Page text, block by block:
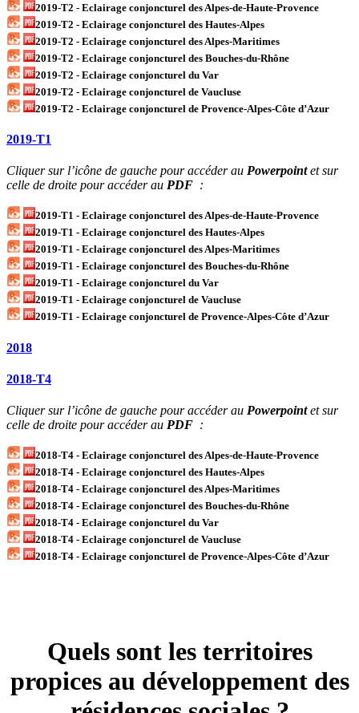
2019-T2 - Eclairage conjoncturel des Alpes-de-Haute-Provence
2019-T2 - Eclairage conjoncturel des Hautes-Alpes
2019-T2 - Eclairage conjoncturel des Alpes-Maritimes
2019-T2 - Eclairage conjoncturel des Bouches-du-Rhône
2019-T2 - Eclairage conjoncturel du Var
2019-T2 - Eclairage conjoncturel de Vaucluse
2019-T2 - Eclairage conjoncturel de Provence-Alpes-Côte d’Azur
2019-T1
Cliquer sur l’icône de gauche pour accéder au Powerpointet sur
celle de droite pour accéder au PDF :
2019-T1 - Eclairage conjoncturel des Alpes-de-Haute-Provence
2019-T1 - Eclairage conjoncturel des Hautes-Alpes
2019-T1 - Eclairage conjoncturel des Alpes-Maritimes
2019-T1 - Eclairage conjoncturel des Bouches-du-Rhône
2019-T1 - Eclairage conjoncturel du Var
2019-T1 - Eclairage conjoncturel de Vaucluse
2019-T1 - Eclairage conjoncturel de Provence-Alpes-Côte d’Azur
2018
2018-T4
Cliquer sur l’icône de gauche pour accéder au Powerpointet sur
celle de droite pour accéder au PDF :
2018-T4 - Eclairage conjoncturel des Alpes-de-Haute-Provence
2018-T4 - Eclairage conjoncturel des Hautes-Alpes
2018-T4 - Eclairage conjoncturel des Alpes-Maritimes
2018-T4 - Eclairage conjoncturel des Bouches-du-Rhône
2018-T4 - Eclairage conjoncturel du Var
2018-T4 - Eclairage conjoncturel de Vaucluse
2018-T4 - Eclairage conjoncturel de Provence-Alpes-Côte d’Azur
Quels sont les territoires
propices au développement des